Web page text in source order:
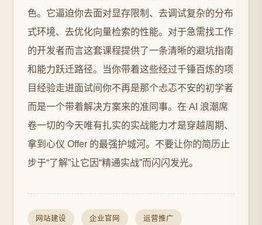
色。它逼迫你去面对显存限制、去调试复杂的分布
式环境、去优化向量检索的性能。对于急需找工作
的开发者而言这套课程提供了一条清晰的避坑指南
和能力跃迁路径。当你带着这些经过千锤百炼的项
目经验走进面试间你不再是那个忐忑不安的初学者
而是一个带着解决方案来的准同事。在 AI 浪潮席
卷一切的今天唯有扎实的实战能力才是穿越周期、
拿到心仪 Offer 的最强护城河。不要让你的简历止
步于“了解”让它因“精通实战”而闪闪发光。
网站建设 企业官网 运营推广